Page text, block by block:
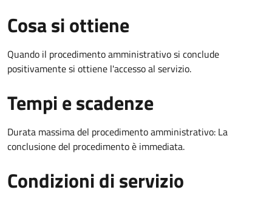
Cosa si ottiene
Quando il procedimento amministrativo si conclude
positivamente si ottiene l'accesso al servizio.
Tempi e scadenze
Durata massima del procedimento amministrativo: La
conclusione del procedimento è immediata.
Condizioni di servizio